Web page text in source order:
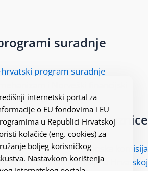
suradnje
hrvatski program suradnje
i Norveški financijski
mehanizam
Korisne poveznice
Europska komisija
Europske komisije u Hrvatskoj
internetski portal za
o EU fondovima i EU
u Republici Hrvatskoj
kolačiće (eng. cookies) za
boljeg korisničkog
Nastavkom korištenja